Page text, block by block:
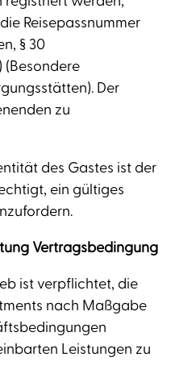
Reisepassnummer
§ 30
(Besondere
Der
zu
des Gastes ist der
ein gültiges
Vertragsbedingung
ist verpflichtet, die
nach Maßgabe
Leistungen zu